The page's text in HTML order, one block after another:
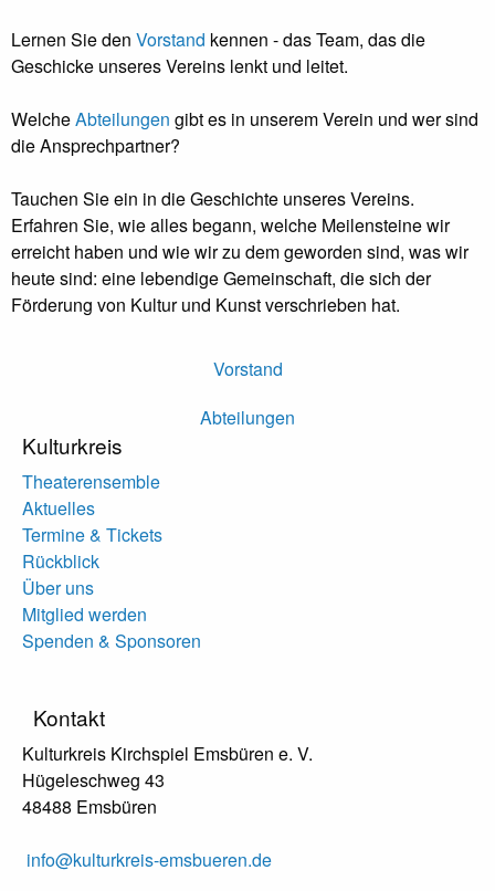
Lernen Sie den Vorstand kennen - das Team, das die
Geschicke unseres Vereins lenkt und leitet.
WelcheAbteilungen gibt es in unserem Verein und wer sind
die Ansprechpartner?
Tauchen Sie ein in die Geschichte unseres Vereins.
Erfahren Sie, wie alles begann, welche Meilensteine wir
erreicht haben und wie wir zu dem geworden sind, was wir
heute sind: eine lebendige Gemeinschaft, die sich der
Förderung von Kultur und Kunst verschrieben hat.
Vorstand
Abteilungen
Kulturkreis
Theaterensemble
Aktuelles
Termine & Tickets
Rückblick
Über uns
Mitglied werden
Spenden & Sponsoren
Kontakt
Kulturkreis Kirchspiel Emsbüren e. V.
Hügeleschweg 43
48488 Emsbüren
info@kulturkreis-emsbueren.de